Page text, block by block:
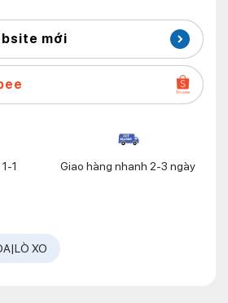
mới
1 Giao hàng nhanh 2-3 ngày
XO